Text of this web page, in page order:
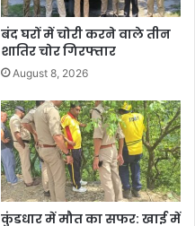
बंद घरों में चोरी करने वाले तीन
शातिर चोर गिरफ्तार
August 8, 2026
कुंडधार में मौत का सफर: खाई में